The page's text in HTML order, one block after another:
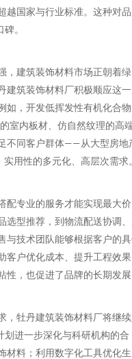
越国家与行业标准。这种对
。
，建筑装饰材料市场正朝着绿
建筑装饰材料厂积极顺应这
如，开发低挥发性有机化合物
室内板材、仿自然纹理的高
不同客户群体——从大型房地
用性的多元化、高层次需求
配专业的服务才能实现最大价
选型推荐，到物流配送协调
与技术团队能够根据客户的
客户优化成本、提升工程效
性，也促进了品牌的长期发
，牡丹建筑装饰材料厂将继
划进一步深化与科研机构的合
材料；利用数字化工具优化